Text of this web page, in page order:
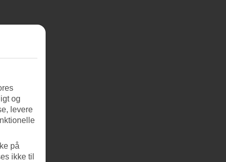
og
levere
på
ikke til